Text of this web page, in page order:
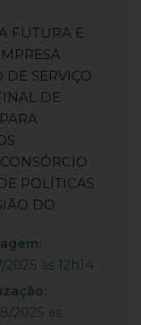
FUTURA E
DE SERVIÇO
DE
POLÍTICAS
DO
2025 às 12h14
2025 às